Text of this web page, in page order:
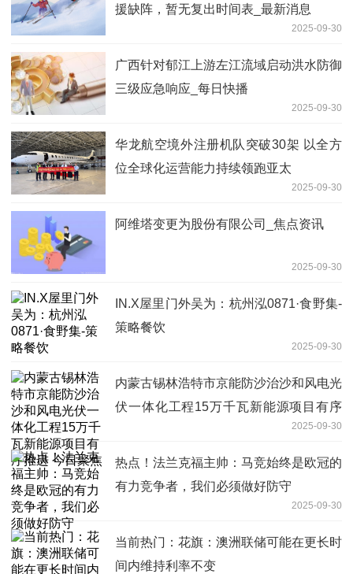
援缺阵，暂无复出时间表_最新消息
2025-09-30
广西针对郁江上游左江流域启动洪水防御
三级应急响应_每日快播
2025-09-30
华龙航空境外注册机队突破30架 以全方
位全球化运营能力持续领跑亚太
2025-09-30
阿维塔变更为股份有限公司_焦点资讯
2025-09-30
IN.X屋里门外吴为：杭州泓0871·食野集-
策略餐饮
2025-09-30
内蒙古锡林浩特市京能防沙治沙和风电光
伏一体化工程15万千瓦新能源项目有序
2025-09-30
热点！法兰克福主帅：马竞始终是欧冠的
有力竞争者，我们必须做好防守
2025-09-30
当前热门：花旗：澳洲联储可能在更长时
间内维持利率不变